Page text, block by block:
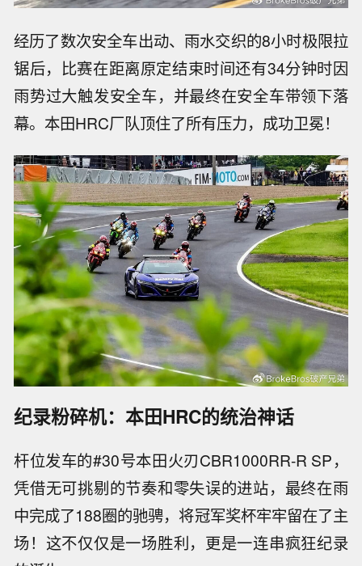
经历了数次安全车出动、雨水交织的8小时极限拉
锯后，比赛在距离原定结束时间还有34分钟时因
雨势过大触发安全车，并最终在安全车带领下落
幕。本田HRC厂队顶住了所有压力，成功卫冕！
纪录粉碎机：本田HRC的统治神话
杆位发车的#30号本田火刃CBR1000RR-R SP，
凭借无可挑剔的节奏和零失误的进站，最终在雨
中完成了188圈的驰骋，将冠军奖杯牢牢留在了主
场！这不仅仅是一场胜利，更是一连串疯狂纪录